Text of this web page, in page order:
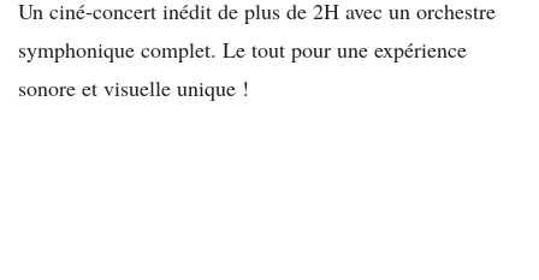
Un ciné-concert inédit de plus de 2H avec un orchestre
symphonique complet. Le tout pour une expérience
sonore et visuelle unique !